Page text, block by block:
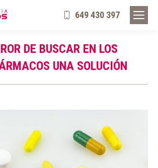
649 430 397
DE BUSCAR EN LOS
UNA SOLUCIÓN